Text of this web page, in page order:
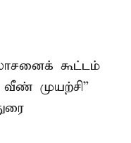
கூட்டம்
முயற்சி”